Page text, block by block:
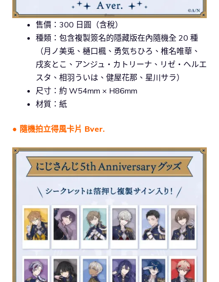
售價：300 日圓（含稅）
種類：包含複製簽名的隱藏版在內隨機全 20 種
（月ノ美兎、樋口楓、勇気ちひろ、椎名唯華、
戌亥とこ、アンジュ・カトリーナ、リゼ・ヘルエ
スタ、相羽ういは、健屋花那、星川サラ）
尺寸：約 W54mm × H86mm
材質：紙
● 隨機拍立得風卡片 Bver.